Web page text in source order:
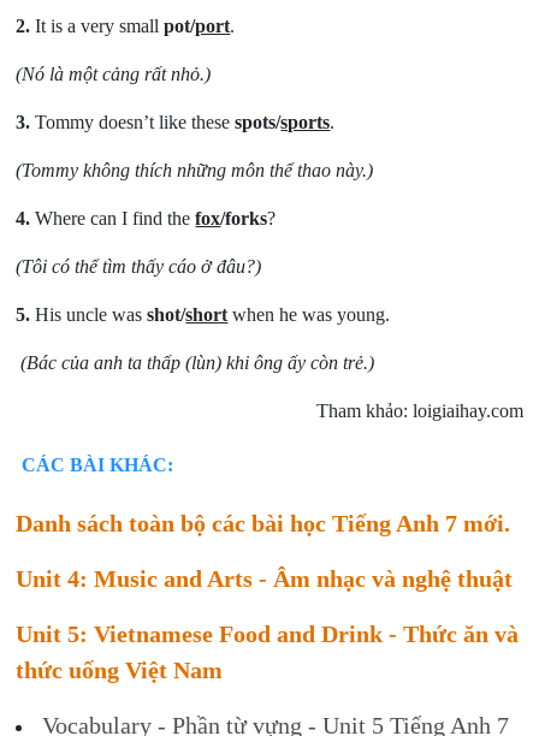
2. It is a very smallpot/port.
(Nó là một cảng rất nhỏ.)
3. Tommy doesn’t like thesespots/sports.
(Tommy không thích những môn thể thao này.)
4. Where can I find thefox/forks?
(Tôi có thể tìm thấy cáo ở đâu?)
5. His uncle wasshot/short when he was young.
(Bác của anh ta thấp (lùn) khi ông ấy còn trẻ.)
Tham khảo: loigiaihay.com
CÁC BÀI KHÁC:
Danh sách toàn bộ các bài học Tiếng Anh 7 mới.
Unit 4: Music and Arts - Âm nhạc và nghệ thuật
Unit 5: Vietnamese Food and Drink - Thức ăn và
thức uống Việt Nam
Vocabulary - Phần từ vựng - Unit 5 Tiếng Anh 7